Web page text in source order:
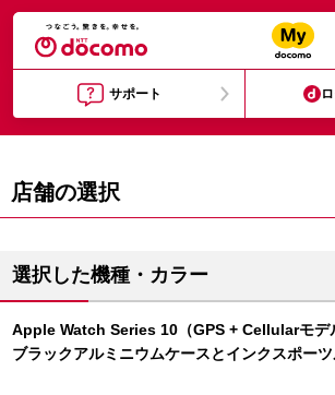
サポート
店舗の選択
選択した機種・カラー
Apple Watch Series 10（GPS + Cellularモデ
ブラックアルミニウムケースとインクスポー